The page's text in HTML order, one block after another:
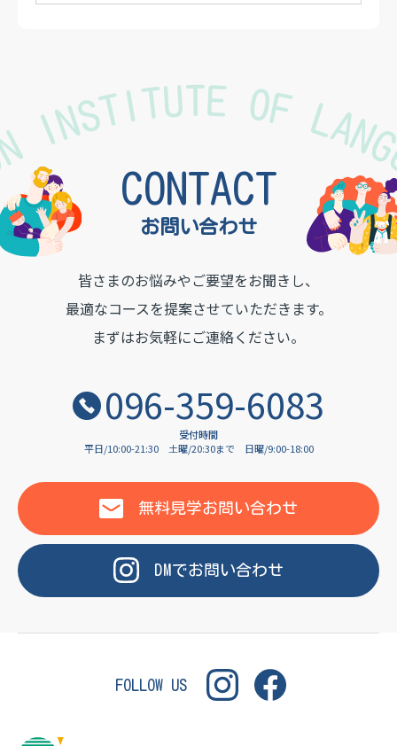
INSTITUTE OF
お問い合わせ
CONTACT
皆さまのお悩みやご要望をお聞きし、
最適なコースを提案させていただきます。
まずはお気軽にご連絡ください。
096-359-6083
受付時間
平日/10:00-21:30
土曜/20:30まで 日曜/9:00-18:00
無料見学お問い合わせ
DMでお問い合わせ
FOLLOW US